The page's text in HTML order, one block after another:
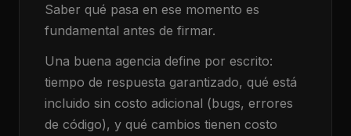
Saber qué pasa en ese momento es
fundamental antes de firmar.
Una buena agencia define por escrito:
tiempo de respuesta garantizado, qué está
incluido sin costo adicional (bugs, errores
de código), y qué cambios tienen costo